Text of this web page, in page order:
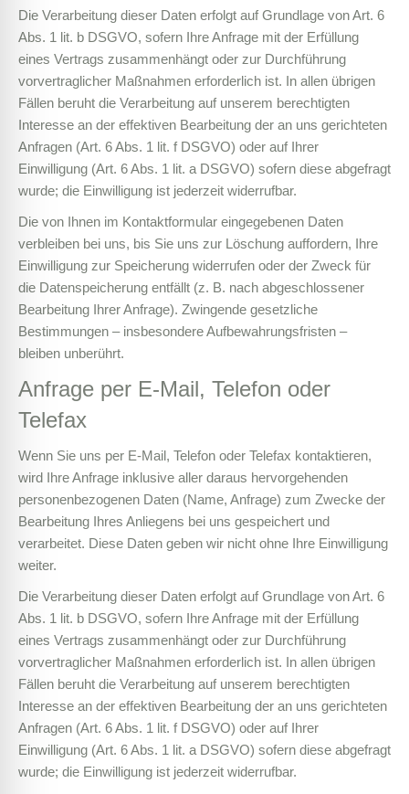
Die Verarbeitung dieser Daten erfolgt auf Grundlage von Art. 6
Abs. 1 lit. b DSGVO, sofern Ihre Anfrage mit der Erfüllung
eines Vertrags zusammenhängt oder zur Durchführung
vorvertraglicher Maßnahmen erforderlich ist. In allen übrigen
Fällen beruht die Verarbeitung auf unserem berechtigten
Interesse an der effektiven Bearbeitung der an uns gerichteten
Anfragen (Art. 6 Abs. 1 lit. f DSGVO) oder auf Ihrer
Einwilligung (Art. 6 Abs. 1 lit. a DSGVO) sofern diese abgefragt
wurde; die Einwilligung ist jederzeit widerrufbar.
Die von Ihnen im Kontaktformular eingegebenen Daten
verbleiben bei uns, bis Sie uns zur Löschung auffordern, Ihre
Einwilligung zur Speicherung widerrufen oder der Zweck für
die Datenspeicherung entfällt (z. B. nach abgeschlossener
Bearbeitung Ihrer Anfrage). Zwingende gesetzliche
Bestimmungen – insbesondere Aufbewahrungsfristen –
bleiben unberührt.
Anfrage per E-Mail, Telefon oder
Telefax
Wenn Sie uns per E-Mail, Telefon oder Telefax kontaktieren,
wird Ihre Anfrage inklusive aller daraus hervorgehenden
personenbezogenen Daten (Name, Anfrage) zum Zwecke der
Bearbeitung Ihres Anliegens bei uns gespeichert und
verarbeitet. Diese Daten geben wir nicht ohne Ihre Einwilligung
weiter.
Die Verarbeitung dieser Daten erfolgt auf Grundlage von Art. 6
Abs. 1 lit. b DSGVO, sofern Ihre Anfrage mit der Erfüllung
eines Vertrags zusammenhängt oder zur Durchführung
vorvertraglicher Maßnahmen erforderlich ist. In allen übrigen
Fällen beruht die Verarbeitung auf unserem berechtigten
Interesse an der effektiven Bearbeitung der an uns gerichteten
Anfragen (Art. 6 Abs. 1 lit. f DSGVO) oder auf Ihrer
Einwilligung (Art. 6 Abs. 1 lit. a DSGVO) sofern diese abgefragt
wurde; die Einwilligung ist jederzeit widerrufbar.